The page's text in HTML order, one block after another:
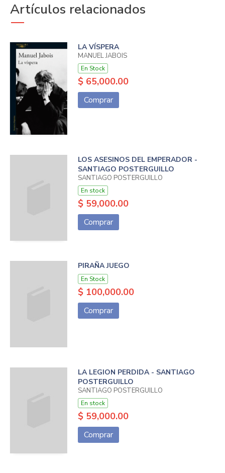
Artículos relacionados
LA VÍSPERA
MANUEL JABOIS
En Stock
$ 65,000.00
Comprar
LOS ASESINOS DEL EMPERADOR -
SANTIAGO POSTERGUILLO
SANTIAGO POSTERGUILLO
En stock
$ 59,000.00
Comprar
PIRAÑA JUEGO
En Stock
$ 100,000.00
Comprar
LA LEGION PERDIDA - SANTIAGO
POSTERGUILLO
SANTIAGO POSTERGUILLO
En stock
$ 59,000.00
Comprar